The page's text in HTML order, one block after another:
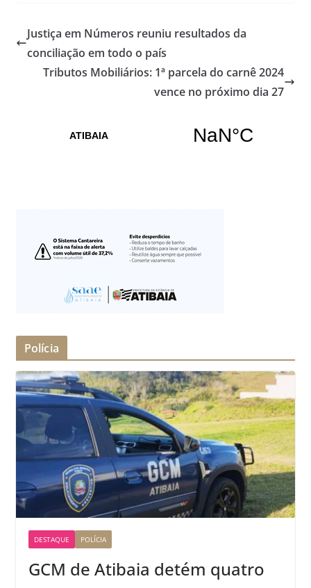
Justiça em Números reuniu resultados da
conciliação em todo o país
Tributos Mobiliários: 1ª parcela do carnê 2024
vence no próximo dia 27
Polícia
DESTAQUE POLÍCIA
GCM de Atibaia detém quatro